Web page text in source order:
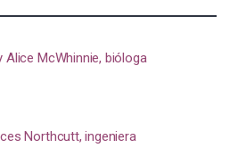
Alice McWhinnie, bióloga
Northcutt, ingeniera